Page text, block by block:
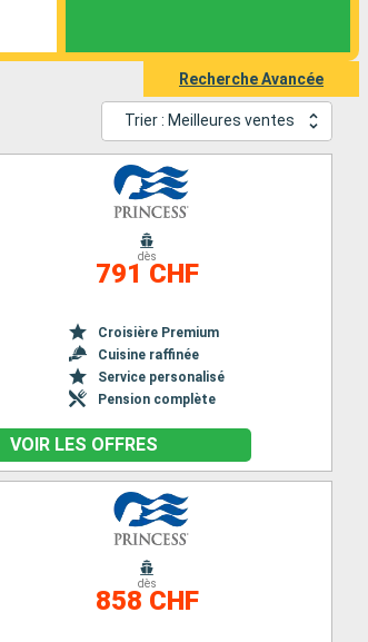
Recherche Avancée
Trier : Meilleures ventes
dès
791 CHF
Croisière Premium
Cuisine raffinée
Service personalisé
Pension complète
VOIR LES OFFRES
dès
858 CHF